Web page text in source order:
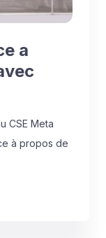
a
CSE Meta
à propos de